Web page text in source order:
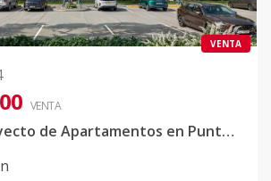
VENTA
VENTA
¡Moderno Proyecto de Apartamentos en Punta Cana!